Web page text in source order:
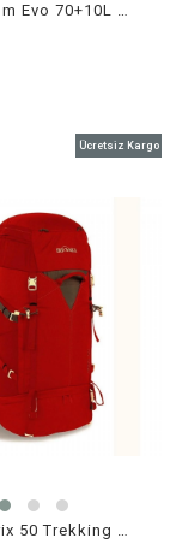
Tatonka Norix 50 Trekking Sırt Çantası
Ücretsiz Kargo